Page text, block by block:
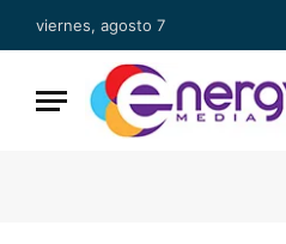
viernes, agosto 7